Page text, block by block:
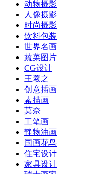
动物摄影
人像摄影
时尚摄影
饮料包装
世界名画
蔬菜图片
CG设计
王羲之
创意插画
素描画
莫奈
工笔画
静物油画
国画花鸟
住宅设计
家具设计